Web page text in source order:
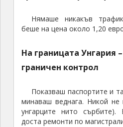
Нямаше никакъв
беше на цена около 1,20
На границата Унгария
граничен контрол
Показваш паспортите и
минаваш веднага. Никой
унгарците нито
доста ремонти по